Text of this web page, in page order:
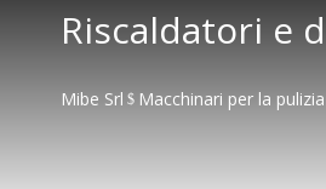
Riscaldatori e
Mibe Srl $ Macchinari per la pulizia